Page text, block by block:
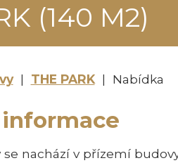
(140 M2)
| THE PARK| Nabídka
nachází v přízemí